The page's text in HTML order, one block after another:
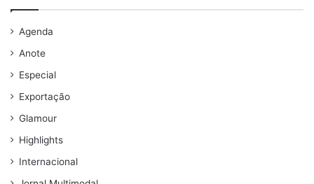
Agenda
Anote
Especial
Exportação
Glamour
Highlights
Internacional